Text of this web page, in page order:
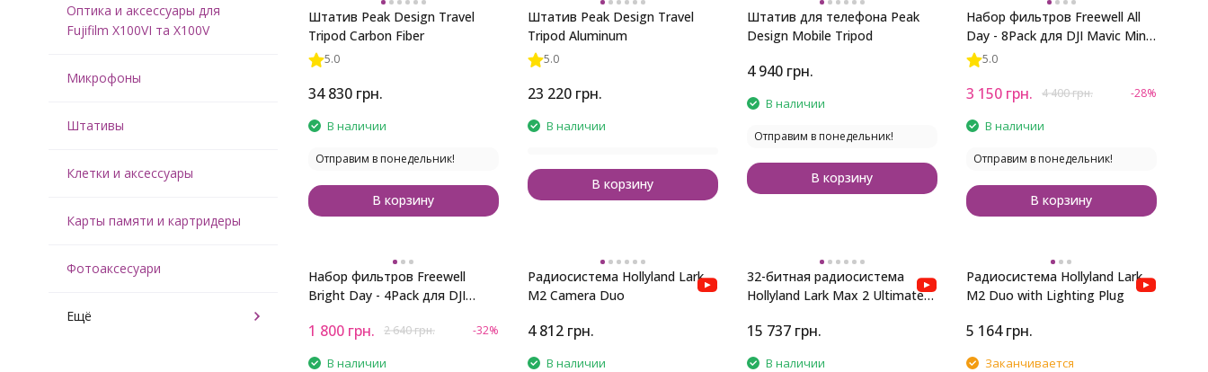
Штатив Peak Design Travel
Tripod Carbon Fiber
5.0
34 830 грн.
В наличии
Отправим в понедельник!
В корзину
Штатив Peak Design Travel
Tripod Aluminum
5.0
23 220 грн.
В наличии
В корзину
Штатив для телефона Peak
Design Mobile Tripod
4 940 грн.
В наличии
Отправим в понедельник!
В корзину
Набор фильтров Freewell All
Day - 8Pack для DJI Mavic Mini,
Mini 2, Mini 4K
5.0
3 150 грн. 4 400грн. -28%
В наличии
Отправим в понедельник!
В корзину
Набор фильтров Freewell
Bright Day - 4Pack для DJI
1 800 грн. 2 640грн. -32%
В наличии
Радиосистема Hollyland Lark
M2 Camera Duo
4 812 грн.
В наличии
32-битная радиосистема
Hollyland Lark Max 2 Ultimate
15 737 грн.
В наличии
Радиосистема Hollyland Lark
M2 Duo with Lighting Plug
5 164 грн.
Заканчивается
Оптика и аксессуары для
Fujifilm X100VI та X100V
Микрофоны
Штативы
Клетки и аксессуары
Карты памяти и картридеры
Фотоаксесуари
Ещё